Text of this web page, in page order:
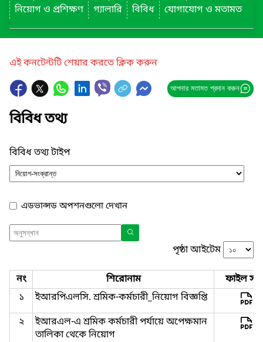
নিয়োগ ও প্রশিক্ষণ
গ্যালারি বিবিধ যোগাযোগ ও মতামত
এই কনটেন্টটি শেয়ার করতে ক্লিক করুন
আপনার মতামত প্রদান করুন
বিবিধ তথ্য
বিবিধ তথ্য টাইপ
এডভান্সড অপশনগুলো দেখান
পৃষ্ঠা আইটেম
নং শিরোনাম
ফাইল
১
ইআরপিএলসি. শ্রমিক-কর্মচারী_নিয়োগ বিজ্ঞপ্তি
২
ইআরএল-এ শ্রমিক কর্মচারী পর্যায়ে অপেক্ষমান
তালিকা থেকে নিয়োগ